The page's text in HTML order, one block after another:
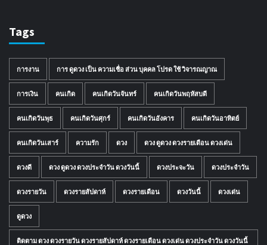
Tags
การงาน การ ดูดวง เป็น ความเชื่อ ส่วน บุคคล โปรด ใช้ วิจารณญาณ
การเงิน คนเกิด คนเกิดวันจันทร์ คนเกิดวันพฤหัสบดี
คนเกิดวันพุธ คนเกิดวันศุกร์ คนเกิดวันอังคาร คนเกิดวันอาทิตย์
คนเกิดวันเสาร์ ความรัก ดวง ดวง ดูดวง ดวงรายเดือน ดวงเด่น
ดวงดี ดวง ดูดวง ดวงประจำวัน ดวงวันนี้ ดวงประจะวัน ดวงประจำวัน
ดวงรายวัน ดวงรายสัปดาห์ ดวงรายเดือน ดวงวันนี้ ดวงเด่น
ดูดวง
ติดตาม ดวง ดวงรายวัน ดวงรายสัปดาห์ ดวงรายเดือน ดวงเด่น ดวงประจำวัน ดวงวันนี้